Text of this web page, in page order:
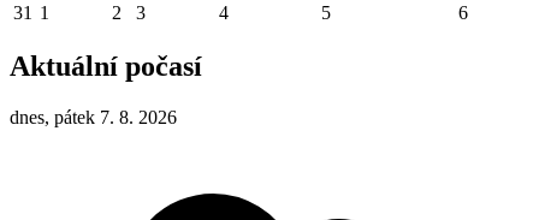
31 1 2 3 4 5 6
Aktuální počasí
dnes, pátek 7. 8. 2026